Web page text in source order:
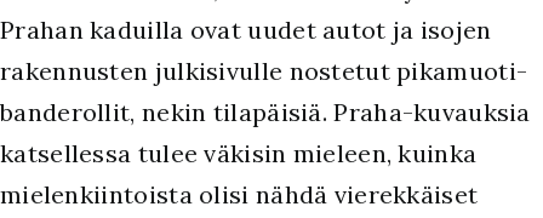
Prahan kaduilla ovat uudet autot ja isojen
rakennusten julkisivulle nostetut pikamuoti-
banderollit, nekin tilapäisiä. Praha-kuvauksia
katsellessa tulee väkisin mieleen, kuinka
mielenkiintoista olisi nähdä vierekkäiset